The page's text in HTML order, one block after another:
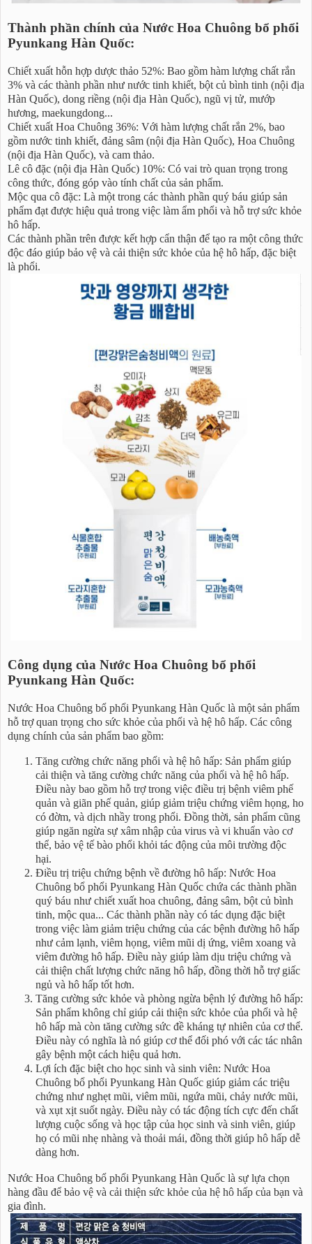
Thành phần chính của Nước Hoa Chuông bổ phổi
Pyunkang Hàn Quốc:
Chiết xuất hỗn hợp dược thảo 52%: Bao gồm hàm lượng chất rắn
3% và các thành phần như nước tinh khiết, bột củ bình tinh (nội địa
Hàn Quốc), dong riềng (nội địa Hàn Quốc), ngũ vị tử, mướp
hương, maekungdong...
Chiết xuất Hoa Chuông 36%: Với hàm lượng chất rắn 2%, bao
gồm nước tinh khiết, đảng sâm (nội địa Hàn Quốc), Hoa Chuông
(nội địa Hàn Quốc), và cam thảo.
Lê cô đặc (nội địa Hàn Quốc) 10%: Có vai trò quan trọng trong
công thức, đóng góp vào tính chất của sản phẩm.
Mộc qua cô đặc: Là một trong các thành phần quý báu giúp sản
phẩm đạt được hiệu quả trong việc làm ẩm phổi và hỗ trợ sức khỏe
hô hấp.
Các thành phần trên được kết hợp cẩn thận để tạo ra một công thức
độc đáo giúp bảo vệ và cải thiện sức khỏe của hệ hô hấp, đặc biệt
là phổi.
Công dụng của Nước Hoa Chuông bổ phổi
Pyunkang Hàn Quốc:
Nước Hoa Chuông bổ phổi Pyunkang Hàn Quốc là một sản phẩm
hỗ trợ quan trọng cho sức khỏe của phổi và hệ hô hấp. Các công
dụng chính của sản phẩm bao gồm:
Tăng cường chức năng phổi và hệ hô hấp: Sản phẩm giúp
cải thiện và tăng cường chức năng của phổi và hệ hô hấp.
Điều này bao gồm hỗ trợ trong việc điều trị bệnh viêm phế
quản và giãn phế quản, giúp giảm triệu chứng viêm họng, ho
có đờm, và dịch nhầy trong phổi. Đồng thời, sản phẩm cũng
giúp ngăn ngừa sự xâm nhập của virus và vi khuẩn vào cơ
thể, bảo vệ tế bào phổi khỏi tác động của môi trường độc
hại.
Điều trị triệu chứng bệnh về đường hô hấp: Nước Hoa
Chuông bổ phổi Pyunkang Hàn Quốc chứa các thành phần
quý báu như chiết xuất hoa chuông, đảng sâm, bột củ bình
tinh, mộc qua... Các thành phần này có tác dụng đặc biệt
trong việc làm giảm triệu chứng của các bệnh đường hô hấp
như cảm lạnh, viêm họng, viêm mũi dị ứng, viêm xoang và
viêm đường hô hấp. Điều này giúp làm dịu triệu chứng và
cải thiện chất lượng chức năng hô hấp, đồng thời hỗ trợ giấc
ngủ và hô hấp tốt hơn.
Tăng cường sức khỏe và phòng ngừa bệnh lý đường hô hấp:
Sản phẩm không chỉ giúp cải thiện sức khỏe của phổi và hệ
hô hấp mà còn tăng cường sức đề kháng tự nhiên của cơ thể.
Điều này có nghĩa là nó giúp cơ thể đối phó với các tác nhân
gây bệnh một cách hiệu quả hơn.
Lợi ích đặc biệt cho học sinh và sinh viên: Nước Hoa
Chuông bổ phổi Pyunkang Hàn Quốc giúp giảm các triệu
chứng như nghẹt mũi, viêm mũi, ngứa mũi, chảy nước mũi,
và xụt xịt suốt ngày. Điều này có tác động tích cực đến chất
lượng cuộc sống và học tập của học sinh và sinh viên, giúp
họ có mũi nhẹ nhàng và thoải mái, đồng thời giúp hô hấp dễ
dàng hơn.
Nước Hoa Chuông bổ phổi Pyunkang Hàn Quốc là sự lựa chọn
hàng đầu để bảo vệ và cải thiện sức khỏe của hệ hô hấp của bạn và
gia đình.